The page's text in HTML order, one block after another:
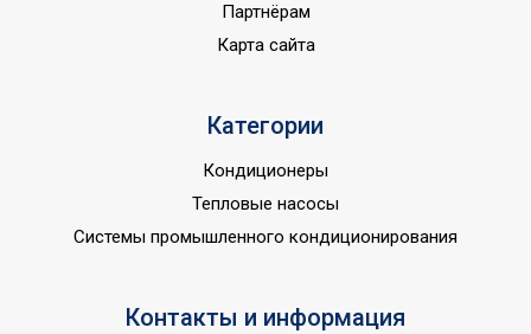
Партнёрам
Карта сайта
Категории
Кондиционеры
Тепловые насосы
Системы промышленного кондиционирования
Контакты и информация